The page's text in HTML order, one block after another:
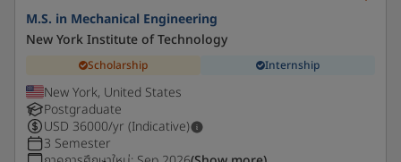
M.S. in Mechanical Engineering
New York Institute of Technology
Scholarship Internship
New York, United States
Postgraduate
USD 36000/yr (Indicative)
3 Semester